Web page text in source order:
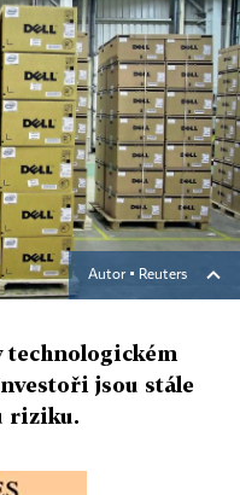
Autor ▪ Reuters
technologickém
jsou stále
riziku.